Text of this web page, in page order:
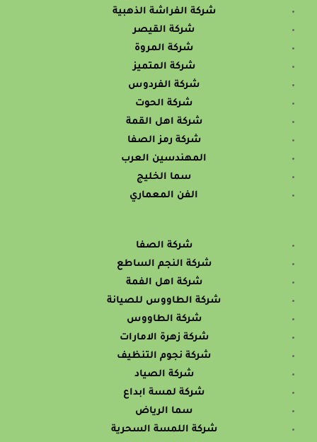
شركة الفراشة الذهبية
شركة القيصر
شركة المروة
شركة المتميز
شركة الفردوس
شركة الحوت
شركة اهل القمة
شركة رمز الصفا
المهندسين العرب
سما الخليج
الفن المعماري
شركة الصفا
شركة النجم الساطع
شركة اهل الفمة
شركة الطاووس للصيانة
شركة الطاووس
شركة زهرة الامارات
شركة نجوم التنظيف
شركة الصياد
شركة لمسة ابداع
سما الرياض
شركة اللمسة السحرية